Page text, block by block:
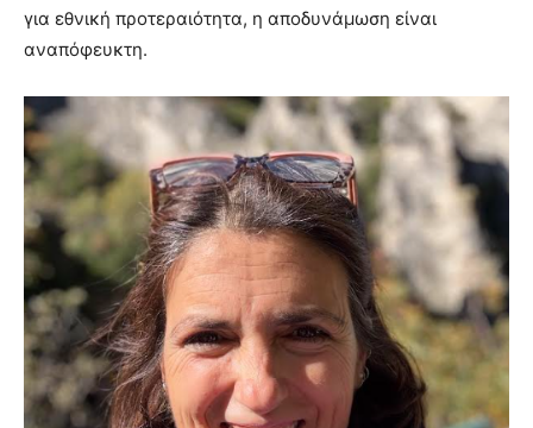
για εθνική προτεραιότητα, η αποδυνάμωση είναι
αναπόφευκτη.